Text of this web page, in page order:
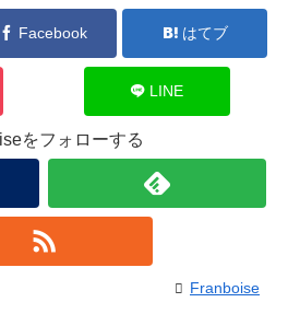
Facebook はてブ
LINE
をフォローする
Franboise